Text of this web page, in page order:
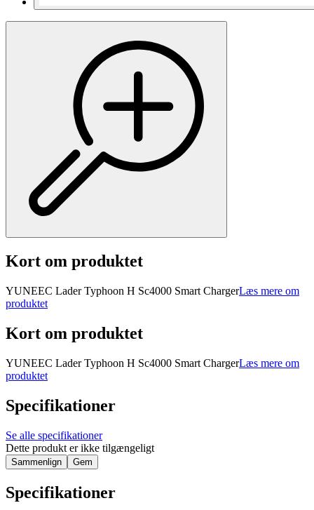
Kort om produktet
YUNEEC Lader Typhoon H Sc4000 Smart ChargerLæs mere om
produktet
Kort om produktet
YUNEEC Lader Typhoon H Sc4000 Smart ChargerLæs mere om
produktet
Specifikationer
Se alle specifikationer
Dette produkt er ikke tilgængeligt
Sammenlign Gem
Specifikationer